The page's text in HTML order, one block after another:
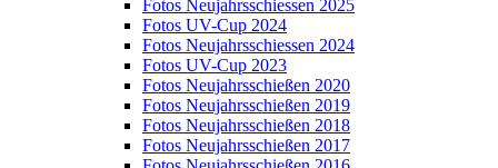
Fotos Neujahrsschiessen 2025
Fotos UV-Cup 2024
Fotos Neujahrsschiessen 2024
Fotos UV-Cup 2023
Fotos Neujahrsschießen 2020
Fotos Neujahrsschießen 2019
Fotos Neujahrsschießen 2018
Fotos Neujahrsschießen 2017